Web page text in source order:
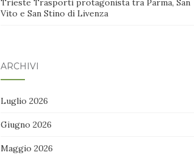
Trieste Trasporti protagonista tra Parma, San
Vito e San Stino di Livenza
ARCHIVI
Luglio 2026
Giugno 2026
Maggio 2026